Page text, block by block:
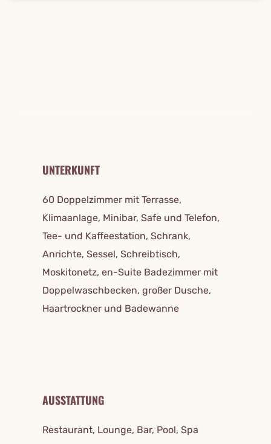
UNTERKUNFT
60 Doppelzimmer mit Terrasse,
Klimaanlage, Minibar, Safe und Telefon,
Tee- und Kaffeestation, Schrank,
Anrichte, Sessel, Schreibtisch,
Moskitonetz, en-Suite Badezimmer mit
Doppelwaschbecken, großer Dusche,
Haartrockner und Badewanne
AUSSTATTUNG
Restaurant, Lounge, Bar, Pool, Spa